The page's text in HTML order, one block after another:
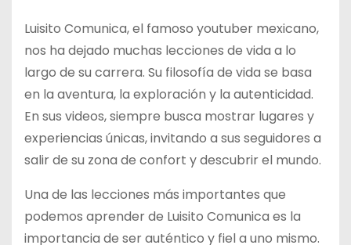
Luisito Comunica, el famoso youtuber mexicano,
nos ha dejado muchas lecciones de vida a lo
largo de su carrera. Su filosofía de vida se basa
en la aventura, la exploración y la autenticidad.
En sus videos, siempre busca mostrar lugares y
experiencias únicas, invitando a sus seguidores a
salir de su zona de confort y descubrir el mundo.
Una de las lecciones más importantes que
podemos aprender de Luisito Comunica es la
importancia de ser auténtico y fiel a uno mismo.